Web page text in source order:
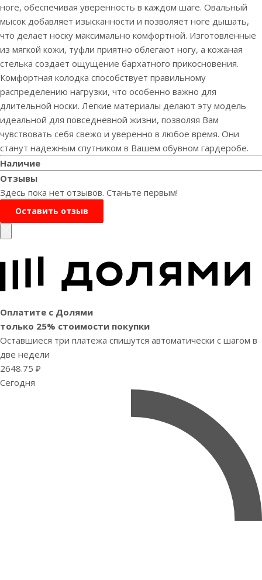
ноге, обеспечивая уверенность в каждом шаге. Овальный
мысок добавляет изысканности и позволяет ноге дышать,
что делает носку максимально комфортной. Изготовленные
из мягкой кожи, туфли приятно облегают ногу, а кожаная
стелька создает ощущение бархатного прикосновения.
Комфортная колодка способствует правильному
распределению нагрузки, что особенно важно для
длительной носки. Легкие материалы делают эту модель
идеальной для повседневной жизни, позволяя Вам
чувствовать себя свежо и уверенно в любое время. Они
станут надежным спутником в Вашем обувном гардеробе.
Наличие
Отзывы
Здесь пока нет отзывов. Станьте первым!
Оставить отзыв
Оплатите с Долями
только 25% стоимости покупки
Оставшиеся три платежа спишутся автоматически с шагом в
две недели
2648.75 ₽
Сегодня